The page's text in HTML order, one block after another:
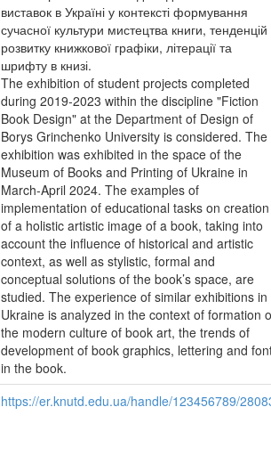
виставок в Україні у контексті формування
сучасної культури мистецтва книги, тенденцій
розвитку книжкової графіки, літерації та
шрифту в книзі.
The exhibition of student projects completed
during 2019-2023 within the discipline "Fiction
Book Design" at the Department of Design of
Borys Grinchenko University is considered. The
exhibition was exhibited in the space of the
Museum of Books and Printing of Ukraine in
March-April 2024. The examples of
implementation of educational tasks on creation
of a holistic artistic image of a book, taking into
account the influence of historical and artistic
context, as well as stylistic, formal and
conceptual solutions of the book’s space, are
studied. The experience of similar exhibitions in
Ukraine is analyzed in the context of formation
the modern culture of book art, the trends of
development of book graphics, lettering and
in the book.
https://er.knutd.edu.ua/handle/123456789/